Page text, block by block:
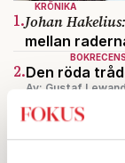
KRÖNIKA
1.Johan Hakelius:
mellan
2.Den röda
Av: Gustaf
3.
ut